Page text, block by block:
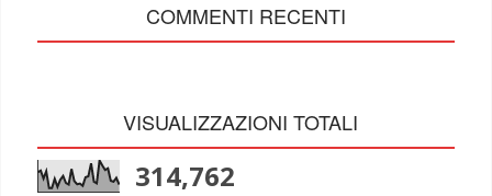
COMMENTI RECENTI
VISUALIZZAZIONI TOTALI
314,762